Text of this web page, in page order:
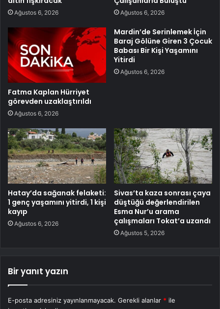
Ağustos 6, 2026 Ağustos 6, 2026
Fatma Kaplan Hürriyet
görevden uzaklaştırıldı
Ağustos 6, 2026
Mardin’de Serinlemek İçin
Baraj Gölüne Giren 3 Çocuk
Babası Bir Kişi Yaşamını
Yitirdi
Ağustos 6, 2026
Hatay’da sağanak felaketi:
1 genç yaşamını yitirdi, 1 kişi
kayıp
Ağustos 6, 2026
Sivas’ta kaza sonrası çaya
düştüğü değerlendirilen
Esma Nur’u arama
çalışmaları Tokat’a uzandı
Ağustos 5, 2026
Bir yanıt yazın
E-posta adresiniz yayınlanmayacak. Gerekli alanlar * ile